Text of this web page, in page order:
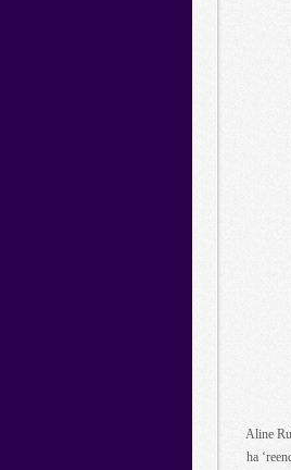
Aline
ha